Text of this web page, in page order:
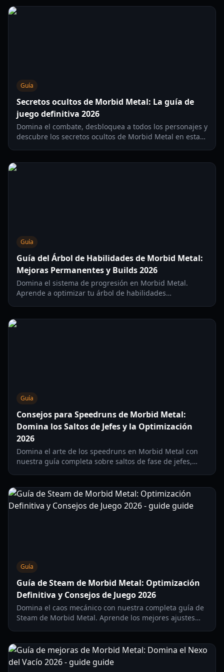
Guía
Secretos ocultos de Morbid Metal: La guía de
juego definitiva 2026
Domina el combate, desbloquea a todos los personajes y
descubre los secretos ocultos de Morbid Metal en esta
Guía
Guía del Árbol de Habilidades de Morbid Metal:
Mejoras Permanentes y Builds 2026
Domina el sistema de progresión en Morbid Metal.
Aprende a optimizar tu árbol de habilidades
Guía
Consejos para Speedruns de Morbid Metal:
Domina los Saltos de Jefes y la Optimización
2026
Domina el arte de los speedruns en Morbid Metal con
nuestra guía completa sobre saltos de fase de jefes,
Guía
Guía de Steam de Morbid Metal: Optimización
Definitiva y Consejos de Juego 2026
Domina el caos mecánico con nuestra completa guía de
Steam de Morbid Metal. Aprende los mejores ajustes